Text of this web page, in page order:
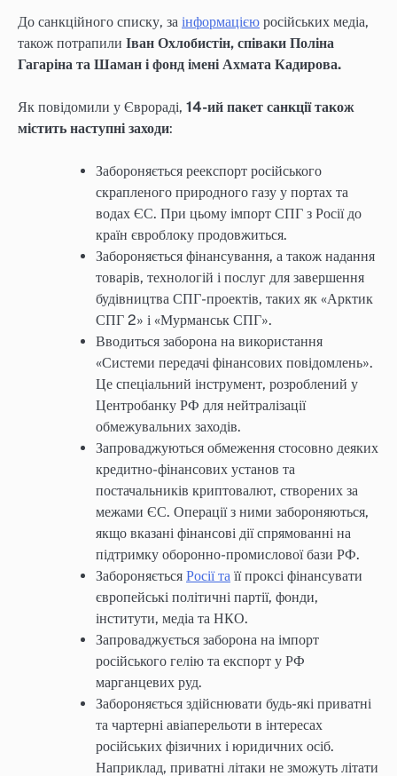
До санкційного списку, за інформацією російських медіа,
також потрапили Іван Охлобистін, співаки Поліна
Гагаріна та Шаман і фонд імені Ахмата Кадирова.
Як повідомили у Єврораді, 14-ий пакет санкції також
містить наступні заходи:
Забороняється реекспорт російського
скрапленого природного газу у портах та
водах ЄС. При цьому імпорт СПГ з Росії до
країн євроблоку продовжиться.
Забороняється фінансування, а також надання
товарів, технологій і послуг для завершення
будівництва СПГ-проектів, таких як «Арктик
СПГ 2» і «Мурманськ СПГ».
Вводиться заборона на використання
«Системи передачі фінансових повідомлень».
Це спеціальний інструмент, розроблений у
Центробанку РФ для нейтралізації
обмежувальних заходів.
Запроваджуються обмеження стосовно деяких
кредитно-фінансових установ та
постачальників криптовалют, створених за
межами ЄС. Операції з ними забороняються,
якщо вказані фінансові дії спрямованні на
підтримку оборонно-промислової бази РФ.
Забороняється Росії та її проксі фінансувати
європейські політичні партії, фонди,
інститути, медіа та НКО.
Запроваджується заборона на імпорт
російського гелію та експорт у РФ
марганцевих руд.
Забороняється здійснювати будь-які приватні
та чартерні авіаперельоти в інтересах
російських фізичних і юридичних осіб.
Наприклад, приватні літаки не зможуть літати